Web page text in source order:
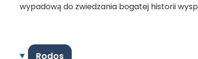
wypadową do zwiedzania bogatej historii
Rodos